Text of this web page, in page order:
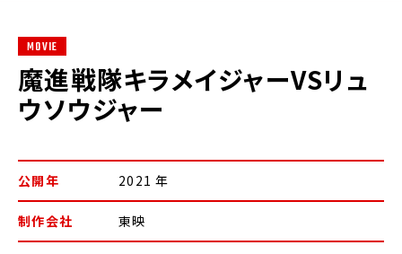
MOVIE
魔進戦隊キラメイジャーVSリュ
ウソウジャー
公開年 2021 年
制作会社 東映